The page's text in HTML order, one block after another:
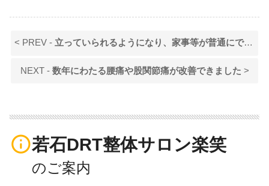
< PREV -立っていられるようになり、家事等が普通にできるようになりました。
NEXT - 数年にわたる腰痛や股関節痛が改善できました >
info_outline若石DRT整体サロン楽笑